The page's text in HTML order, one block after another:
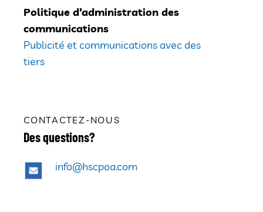
Politique d’administration des
communications
Publicité et communications avec des
tiers
CONTACTEZ-NOUS
Des questions?
info@hscpoa.com